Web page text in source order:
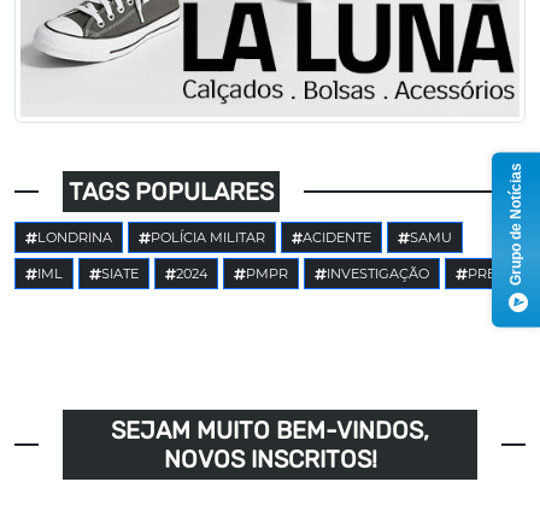
TAGS POPULARES
LONDRINA POLÍCIA MILITAR ACIDENTE SAMU
IML SIATE 2024 PMPR INVESTIGAÇÃO PRE
SEJAM MUITO BEM-VINDOS,
NOVOS INSCRITOS!
Grupo de Notícias